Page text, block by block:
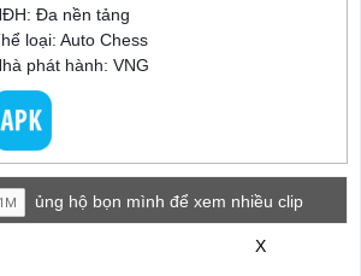
Đa nền tảng
loại: Auto Chess
phát hành: VNG
ủng hộ bọn mình để xem nhiều clip
X